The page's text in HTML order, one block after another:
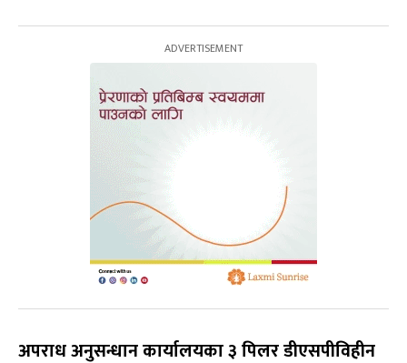
अपराध अनुसन्धान कार्यालयका ३ पिलर डीएसपीविहीन